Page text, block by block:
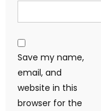
Save my name,
email, and
website in this
browser for the